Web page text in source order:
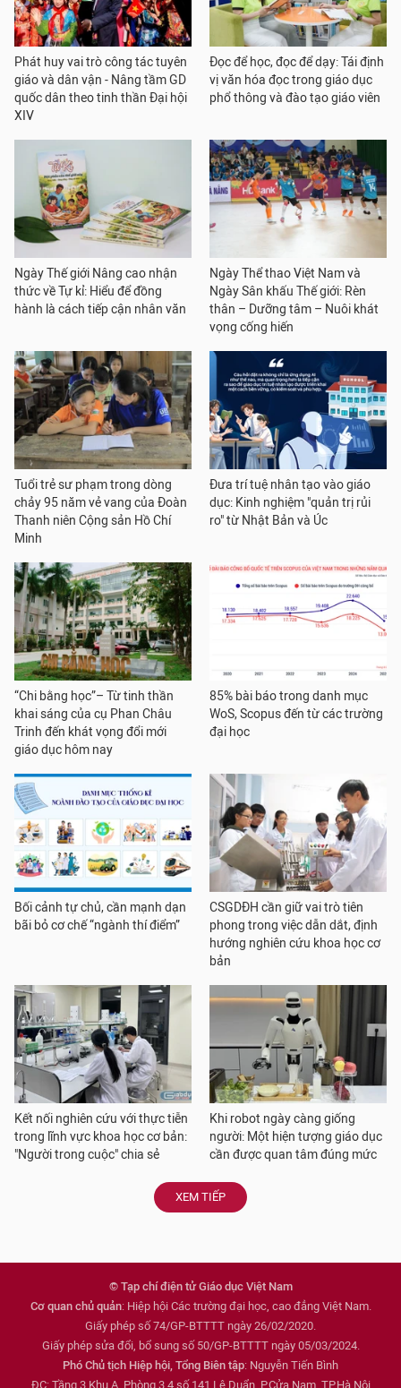
Phát huy vai trò công tác tuyên
giáo và dân vận - Nâng tầm GD
quốc dân theo tinh thần Đại hội
XIV
Đọc để học, đọc để dạy: Tái định
vị văn hóa đọc trong giáo dục
phổ thông và đào tạo giáo viên
Ngày Thế giới Nâng cao nhận
thức về Tự kỉ: Hiểu để đồng
hành là cách tiếp cận nhân văn
Ngày Thể thao Việt Nam và
Ngày Sân khấu Thế giới: Rèn
thân – Dưỡng tâm – Nuôi khát
vọng cống hiến
Tuổi trẻ sư phạm trong dòng
chảy 95 năm vẻ vang của Đoàn
Thanh niên Cộng sản Hồ Chí
Minh
Đưa trí tuệ nhân tạo vào giáo
dục: Kinh nghiệm "quản trị rủi
ro" từ Nhật Bản và Úc
“Chi bằng học”– Từ tinh thần
khai sáng của cụ Phan Châu
Trinh đến khát vọng đổi mới
giáo dục hôm nay
85% bài báo trong danh mục
WoS, Scopus đến từ các trường
đại học
Bối cảnh tự chủ, cần mạnh dạn
bãi bỏ cơ chế “ngành thí điểm”
CSGDĐH cần giữ vai trò tiên
phong trong việc dẫn dắt, định
hướng nghiên cứu khoa học cơ
bản
Kết nối nghiên cứu với thực tiễn
trong lĩnh vực khoa học cơ bản:
"Người trong cuộc" chia sẻ
Khi robot ngày càng giống
người: Một hiện tượng giáo dục
cần được quan tâm đúng mức
XEM TIẾP
© Tạp chí điện tử Giáo dục Việt Nam
Cơ quan chủ quản: Hiệp hội Các trường đại học, cao đẳng Việt Nam.
Giấy phép số 74/GP-BTTTT ngày 26/02/2020.
Giấy phép sửa đổi, bổ sung số 50/GP-BTTTT ngày 05/03/2024.
Phó Chủ tịch Hiệp hội, Tổng Biên tập: Nguyễn Tiến Bình
ĐC: Tầng 3 Khu A, Phòng 3,4 số 141 Lê Duẩn, P.Cửa Nam, TP.Hà Nội